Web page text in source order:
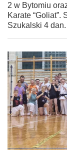
2 w Bytomiu
Karate “Goliat”.
Szukalski 4 dan.